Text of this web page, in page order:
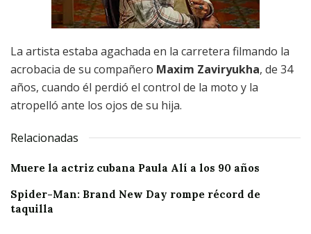
La artista estaba agachada en la carretera filmando la
acrobacia de su compañero Maxim Zaviryukha, de 34
años, cuando él perdió el control de la moto y la
atropelló ante los ojos de su hija.
Relacionadas
Muere la actriz cubana Paula Alí a los 90 años
Spider-Man: Brand New Day rompe récord de
taquilla